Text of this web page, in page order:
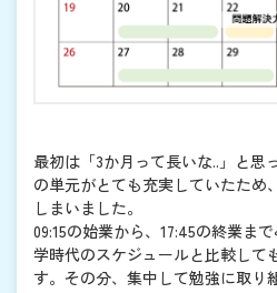
最初は「3か月って長いな..」と思
の単元がとても充実していたため
しまいました。
09:15の始業から、17:45の終業ま
学時代のスケジュールと比較して
す。その分、集中して勉強に取り